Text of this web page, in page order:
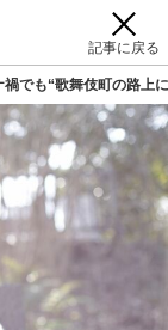
記事に戻る
でも“歌舞伎町の路上